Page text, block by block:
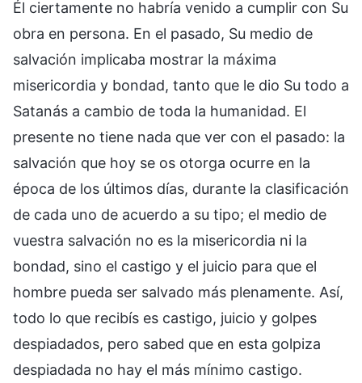
Él ciertamente no habría venido a cumplir con Su
obra en persona. En el pasado, Su medio de
salvación implicaba mostrar la máxima
misericordia y bondad, tanto que le dio Su todo a
Satanás a cambio de toda la humanidad. El
presente no tiene nada que ver con el pasado: la
salvación que hoy se os otorga ocurre en la
época de los últimos días, durante la clasificación
de cada uno de acuerdo a su tipo; el medio de
vuestra salvación no es la misericordia ni la
bondad, sino el castigo y el juicio para que el
hombre pueda ser salvado más plenamente. Así,
todo lo que recibís es castigo, juicio y golpes
despiadados, pero sabed que en esta golpiza
despiadada no hay el más mínimo castigo.